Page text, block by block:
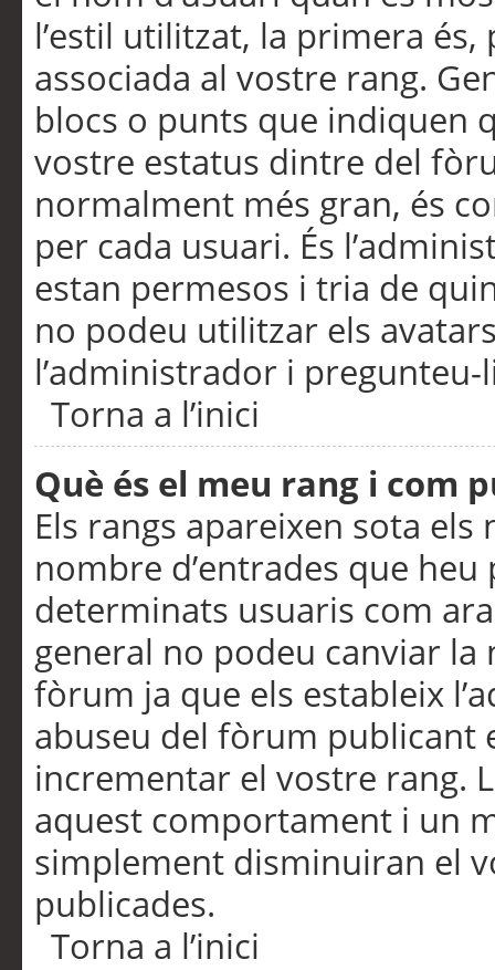
l’estil utilitzat, la primera
associada al vostre rang.
blocs o punts que indiquen
vostre estatus dintre del
normalment més gran, és
per cada usuari. És
estan permesos i tria de
no podeu utilitzar els
l’administrador i pregunteu-
Torna a l’inici
Què és el meu rang i com
Els rangs apareixen sota
nombre d’entrades que
determinats usuaris com
general no podeu canviar
fòrum ja que els estableix
abuseu del fòrum publicant
incrementar el vostre rang.
aquest comportament i un
simplement disminuiran el
publicades.
Torna a l’inici